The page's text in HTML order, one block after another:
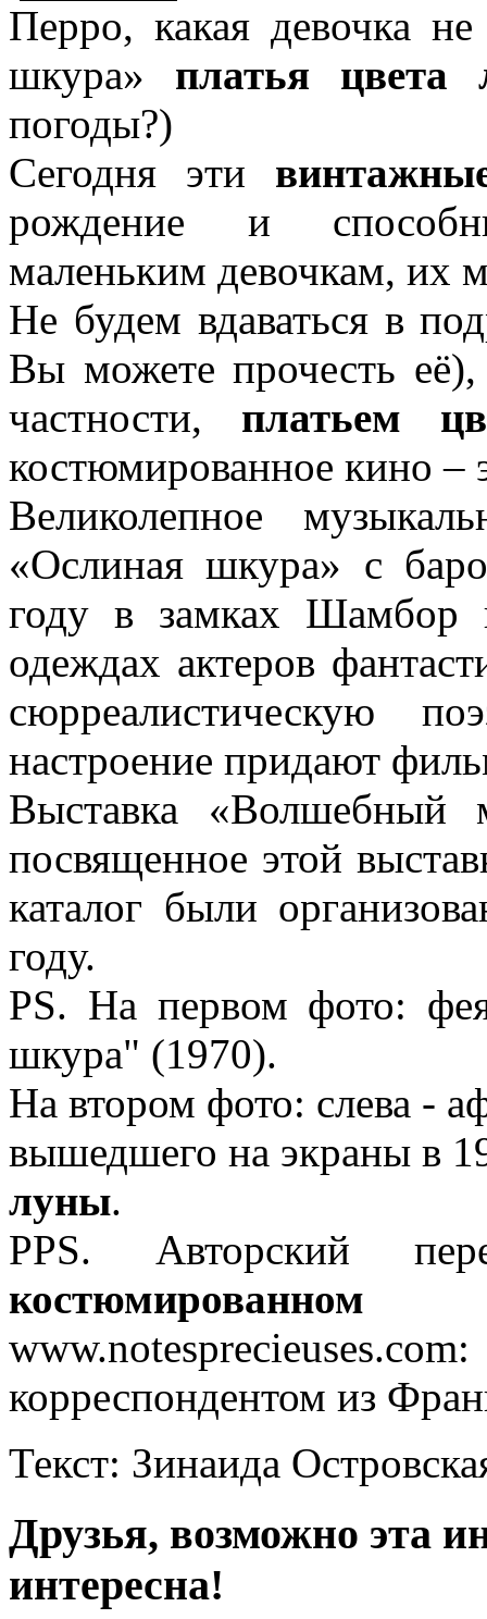
Перро, какая девочка
шкура» платья
погоды?)
Сегодня эти
рождение и
маленьким девочкам, их
Не будем вдаваться в
Вы можете прочесть
частности, платьем
костюмированное кино –
Великолепное
«Ослиная шкура» с
году в замках Шамбор
одеждах актеров
сюрреалистическую
настроение придают
Выставка
посвященное этой
каталог были
году.
PS. На первом фото:
шкура" (1970).
На втором фото: слева -
вышедшего на экраны в
луны.
PPS. Авторский
корреспондентом из
Текст: Зинаида
Друзья, возможно эта
интересна!